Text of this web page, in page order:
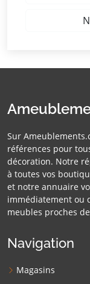
Sur
références pour
décoration. Notre
à toutes vos
et notre annuaire
immédiatement ou
meubles proches
Navigation
Magasins